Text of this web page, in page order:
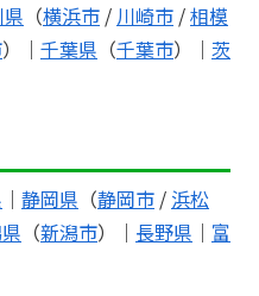
（横浜市 / 川崎市 /相模
）｜ 千葉県 （千葉市）｜ 茨
｜ 静岡県 （静岡市 / 浜松
（新潟市）｜ 長野県 ｜ 富